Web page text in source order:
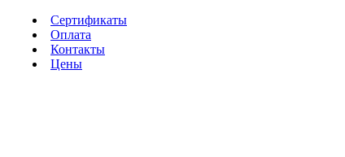
Сертификаты
Оплата
Контакты
Цены